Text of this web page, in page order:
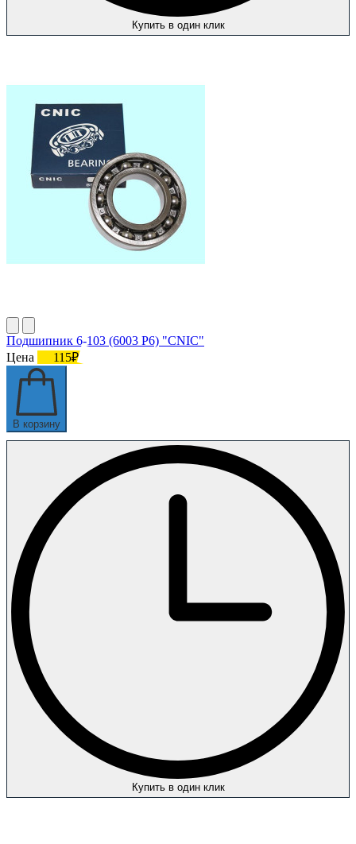
Купить в один клик
Подшипник 6-103 (6003 P6) "CNIC"
Цена
115₽
В корзину
Купить в один клик